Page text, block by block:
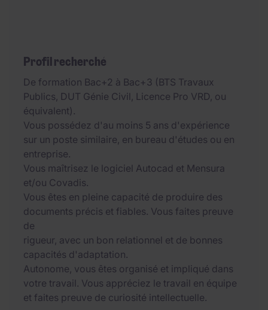
Profil recherché
De formation Bac+2 à Bac+3 (BTS Travaux
Publics, DUT Génie Civil, Licence Pro VRD, ou
équivalent).
Vous possédez d'au moins 5 ans d'expérience
sur un poste similaire, en bureau d'études ou en
entreprise.
Vous maîtrisez le logiciel Autocad et Mensura
et/ou Covadis.
Vous êtes en pleine capacité de produire des
documents précis et fiables. Vous faites preuve
de
rigueur, avec un bon relationnel et de bonnes
capacités d'adaptation.
Autonome, vous êtes organisé et impliqué dans
votre travail. Vous appréciez le travail en équipe
et faites preuve de curiosité intellectuelle.